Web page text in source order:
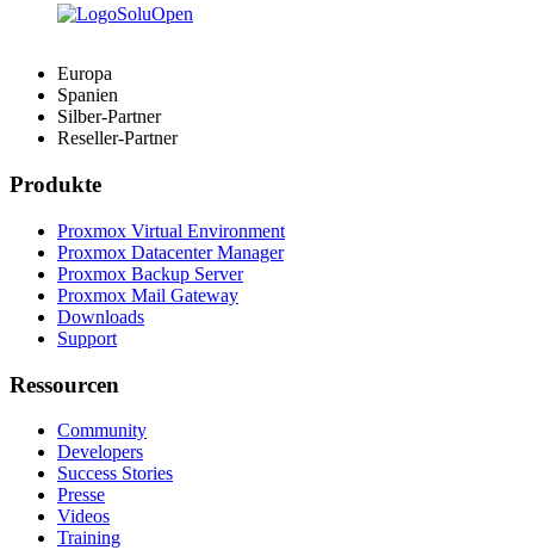
Europa
Spanien
Silber-Partner
Reseller-Partner
Produkte
Proxmox Virtual Environment
Proxmox Datacenter Manager
Proxmox Backup Server
Proxmox Mail Gateway
Downloads
Support
Ressourcen
Community
Developers
Success Stories
Presse
Videos
Training